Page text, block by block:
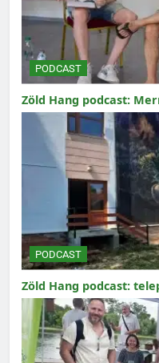
PODCAST
Zöld Hang podcast:
PODCAST
Zöld Hang podcast: